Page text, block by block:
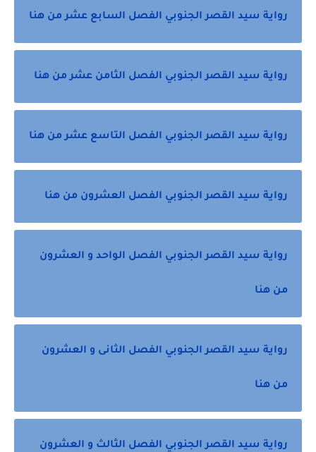
رواية سيد القصر الجنوبي الفصل السابع عشر من هنا
رواية سيد القصر الجنوبي الفصل الثامن عشر من هنا
رواية سيد القصر الجنوبي الفصل التاسع عشر من هنا
رواية سيد القصر الجنوبي الفصل العشرون من هنا
رواية سيد القصر الجنوبي الفصل الواحد و العشرون
من هنا
رواية سيد القصر الجنوبي الفصل الثانى و العشرون
من هنا
رواية سيد القصر الجنوبي الفصل الثالث و العشرون